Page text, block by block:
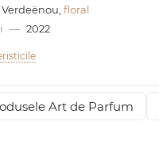
Verdeёnou, floral
— 2022
Art de Parfum